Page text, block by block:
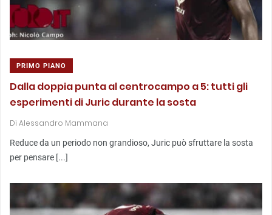
PRIMO PIANO
Dalla doppia punta al centrocampo a 5: tutti gli
esperimenti di Juric durante la sosta
Di Alessandro Mammana
Reduce da un periodo non grandioso, Juric può sfruttare la sosta
per pensare [...]